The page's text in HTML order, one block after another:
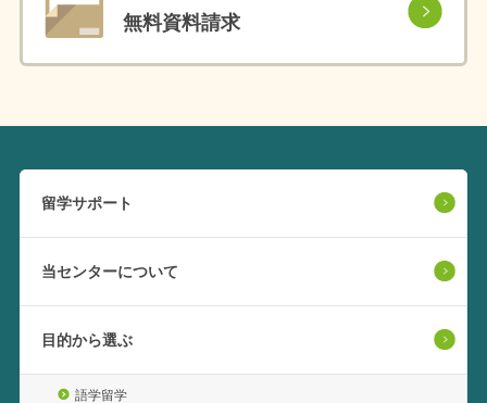
無料資料請求
留学サポート
当センターについて
目的から選ぶ
語学留学